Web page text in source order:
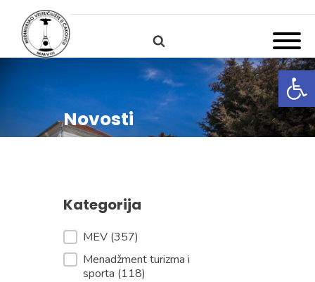
Novosti
Kategorija
Kategorija
MEV (357)
Menadžment turizma i
sporta (118)